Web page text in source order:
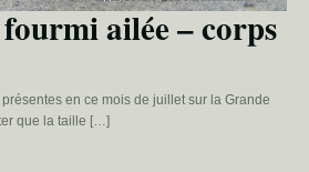
ailée – corps
en ce mois de juillet sur la Grande
que la taille […]